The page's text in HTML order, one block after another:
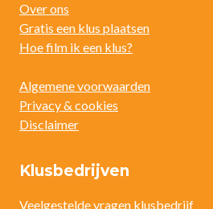
Over ons
Gratis een klus plaatsen
Hoe film ik een klus?
Algemene voorwaarden
Privacy & cookies
Disclaimer
Klusbedrijven
Veelgestelde vragen klusbedrijf